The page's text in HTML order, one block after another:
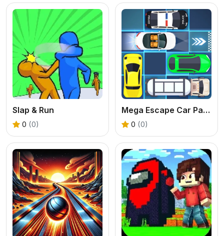
Slap & Run
0 (0)
Mega Escape Car Parking Puzzle
0 (0)